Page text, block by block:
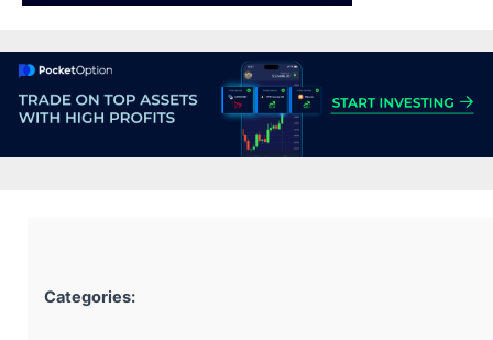
Categories: